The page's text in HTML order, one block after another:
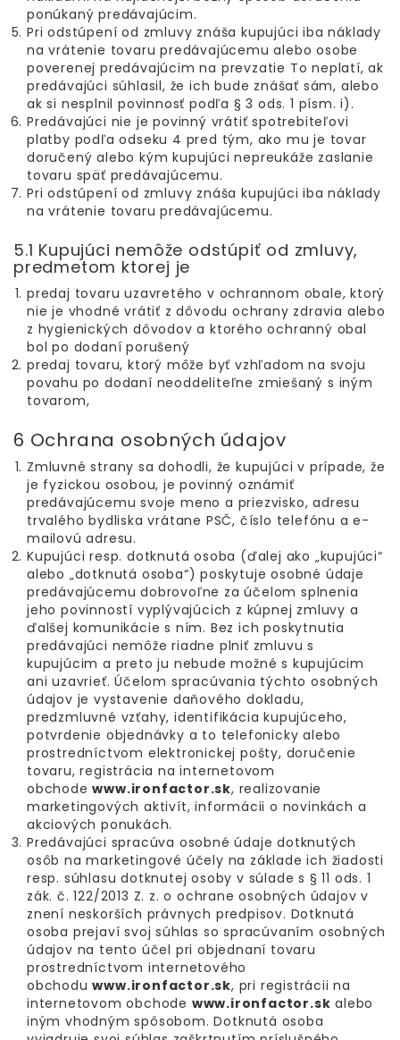
ponúkaný predávajúcim.
Pri odstúpení od zmluvy znáša kupujúci iba náklady
na vrátenie tovaru predávajúcemu alebo osobe
poverenej predávajúcim na prevzatie To neplatí, ak
predávajúci súhlasil, že ich bude znášať sám, alebo
ak si nesplnil povinnosť podľa § 3 ods. 1 písm. i).
Predávajúci nie je povinný vrátiť spotrebiteľovi
platby podľa odseku 4 pred tým, ako mu je tovar
doručený alebo kým kupujúci nepreukáže zaslanie
tovaru späť predávajúcemu.
Pri odstúpení od zmluvy znáša kupujúci iba náklady
na vrátenie tovaru predávajúcemu.
5.1 Kupujúci nemôže odstúpiť od zmluvy,
predmetom ktorej je
predaj tovaru uzavretého v ochrannom obale, ktorý
nie je vhodné vrátiť z dôvodu ochrany zdravia alebo
z hygienických dôvodov a ktorého ochranný obal
bol po dodaní porušený
predaj tovaru, ktorý môže byť vzhľadom na svoju
povahu po dodaní neoddeliteľne zmiešaný s iným
tovarom,
6 Ochrana osobných údajov
Zmluvné strany sa dohodli, že kupujúci v prípade, že
je fyzickou osobou, je povinný oznámiť
predávajúcemu svoje meno a priezvisko, adresu
trvalého bydliska vrátane PSČ, číslo telefónu a e-
mailovú adresu.
Kupujúci resp. dotknutá osoba (ďalej ako „kupujúci“
alebo „dotknutá osoba“) poskytuje osobné údaje
predávajúcemu dobrovoľne za účelom splnenia
jeho povinností vyplývajúcich z kúpnej zmluvy a
ďalšej komunikácie s ním. Bez ich poskytnutia
predávajúci nemôže riadne plniť zmluvu s
kupujúcim a preto ju nebude možné s kupujúcim
ani uzavrieť. Účelom spracúvania týchto osobných
údajov je vystavenie daňového dokladu,
predzmluvné vzťahy, identifikácia kupujúceho,
potvrdenie objednávky a to telefonicky alebo
prostredníctvom elektronickej pošty, doručenie
tovaru, registrácia na internetovom
obchodewww.ironfactor.sk, realizovanie
marketingových aktivít, informácii o novinkách a
akciových ponukách.
Predávajúci spracúva osobné údaje dotknutých
osôb na marketingové účely na základe ich žiadosti
resp. súhlasu dotknutej osoby v súlade s § 11 ods. 1
zák. č. 122/2013 Z. z. o ochrane osobných údajov v
znení neskorších právnych predpisov. Dotknutá
osoba prejaví svoj súhlas so spracúvaním osobných
údajov na tento účel pri objednaní tovaru
prostredníctvom internetového
obchoduwww.ironfactor.sk, pri registrácii na
internetovom obchode www.ironfactor.sk alebo
iným vhodným spôsobom. Dotknutá osoba